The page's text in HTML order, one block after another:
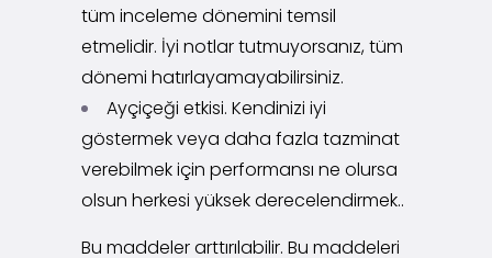
tüm inceleme dönemini temsil
etmelidir. İyi notlar tutmuyorsanız, tüm
dönemi hatırlayamayabilirsiniz.
Ayçiçeği etkisi. Kendinizi iyi
göstermek veya daha fazla tazminat
verebilmek için performansı ne olursa
olsun herkesi yüksek derecelendirmek..
Bu maddeler arttırılabilir. Bu maddeleri